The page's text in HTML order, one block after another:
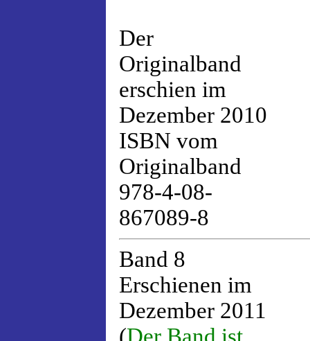
Der
Originalband
erschien im
Dezember 2010
ISBN vom
Originalband
978-4-08-
867089-8
Band 8
Erschienen im
Dezember 2011